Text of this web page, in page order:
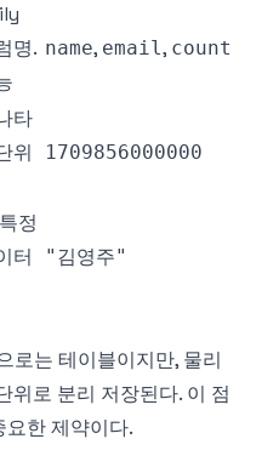
명. name, email, count
타
위
1709856000000
정
터
"김영주"
로는 테이블이지만, 물리
위로 분리 저장된다. 이 점
한 제약이다.